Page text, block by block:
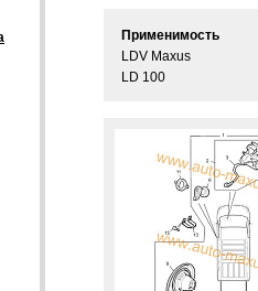
Применимость
LDV Maxus
LD 100